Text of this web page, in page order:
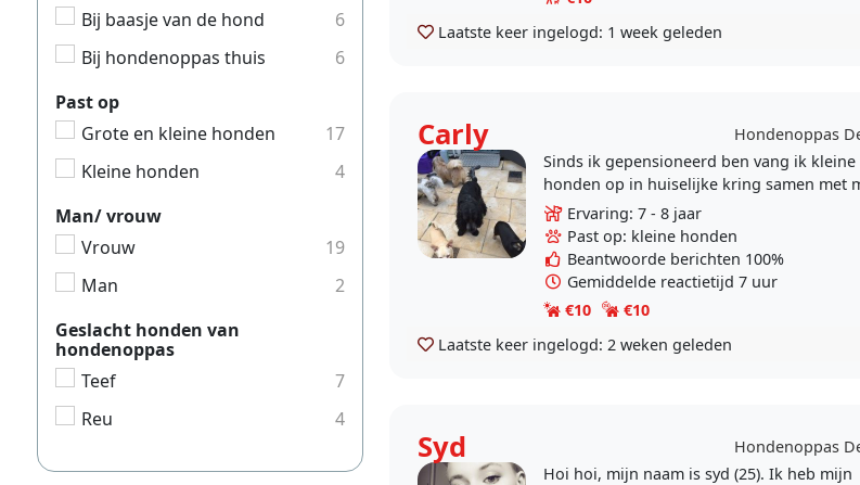
Laatste keer ingelogd: 1 week geleden
Carly
Hondenoppas
Sinds ik gepensioneerd ben vang ik kleine
honden op in huiselijke kring samen met
cocker spaniel we hebben al lieve logeetjes
nog ruimte..
Ervaring: 7 - 8 jaar
Past op: kleine honden
Beantwoorde berichten 100%
Gemiddelde reactietijd 7 uur
€10
€10
Laatste keer ingelogd: 2 weken geleden
Syd
Hondenoppas
Hoi hoi, mijn naam is syd (25). Ik heb mijn
Bij baasje van de hond
6
Bij hondenoppas thuis
6
Past op
Grote en kleine honden
17
Kleine honden
4
Man/ vrouw
Vrouw
19
Man
2
Geslacht honden van
hondenoppas
Teef
7
Reu
4